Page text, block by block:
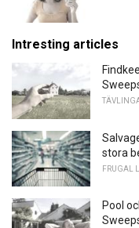
Intresting articles
stora
FRUGAL
Pool